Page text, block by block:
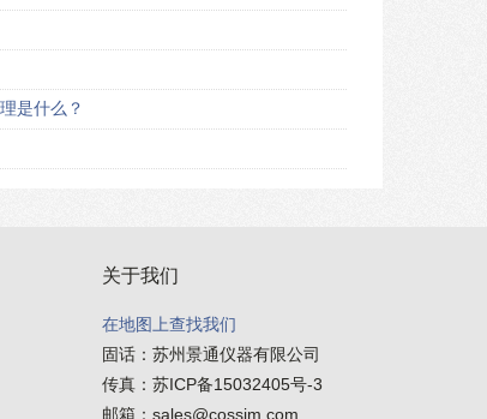
是什么？
关于我们
在地图上查找我们
固话： 苏州景通仪器有限公司
传真： 苏ICP备15032405号-3
邮箱： sales@cossim.com